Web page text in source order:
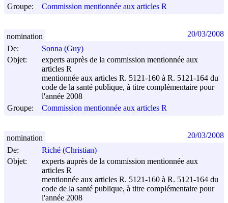
Groupe:
Commission mentionnée aux articles R
De:
Sonna (Guy)
Objet:
experts auprès de la commission mentionnée aux
articles R
mentionnée aux articles R. 5121-160 à R. 5121-164 du
code de la santé publique, à titre complémentaire pour
l'année 2008
Groupe:
Commission mentionnée aux articles R
nomination 20/03/2008
De:
Riché (Christian)
Objet:
experts auprès de la commission mentionnée aux
articles R
mentionnée aux articles R. 5121-160 à R. 5121-164 du
code de la santé publique, à titre complémentaire pour
l'année 2008
nomination 20/03/2008